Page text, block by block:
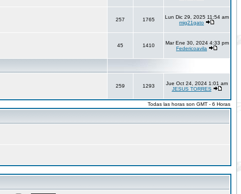
257 1765
Lun Dic 29, 2025 11:54 am
mig21gato
45 1410
Mar Ene 30, 2024 4:33 pm
Federicoavila
259 1293
Jue Oct 24, 2024 1:01 am
JESUS TORRES
Todas las horas son GMT - 6 Horas